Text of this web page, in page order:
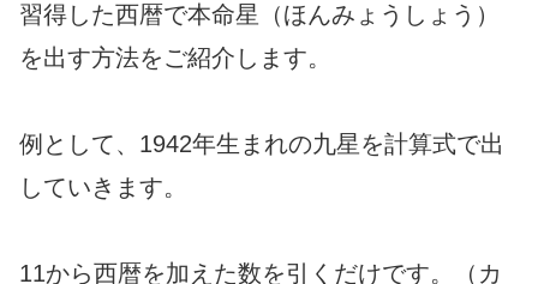
習得した西暦で本命星（ほんみょうしょう）
を出す方法をご紹介します。
例として、1942年生まれの九星を計算式で出
していきます。
11から西暦を加えた数を引くだけです。（カ